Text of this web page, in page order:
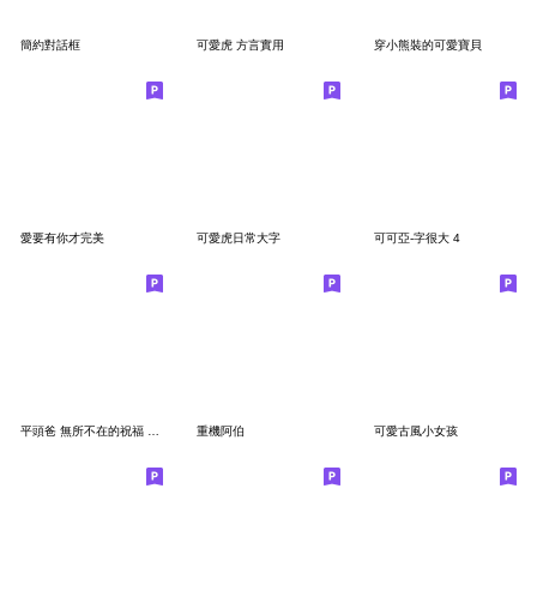
簡約對話框 可愛虎 方言實用 穿小熊裝的可愛寶貝
愛要有你才完美 可愛虎日常大字 可可亞-字很大 4
平頭爸 無所不在的祝福 Lv.5 重機阿伯 可愛古風小女孩